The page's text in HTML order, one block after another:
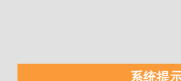
系统提